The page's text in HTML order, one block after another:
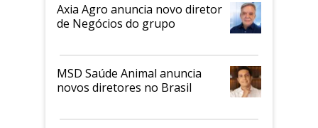
Axia Agro anuncia novo diretor
de Negócios do grupo
MSD Saúde Animal anuncia
novos diretores no Brasil